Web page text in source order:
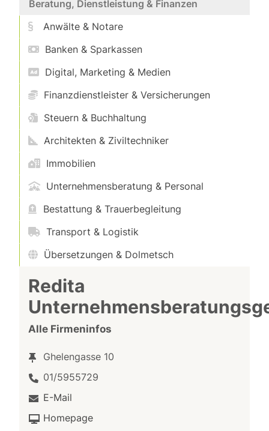
Beratung, Dienstleistung & Finanzen
Anwälte & Notare
Banken & Sparkassen
Digital, Marketing & Medien
Finanzdienstleister & Versicherungen
Steuern & Buchhaltung
Architekten & Ziviltechniker
Immobilien
Unternehmensberatung & Personal
Bestattung & Trauerbegleitung
Transport & Logistik
Übersetzungen & Dolmetsch
Redita
Alle Firmeninfos
Ghelengasse 10
01/5955729
E-Mail
Homepage